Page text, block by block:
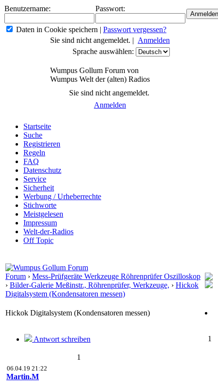
Benutzername: Passwort:
Daten in Cookie speichern | Passwort vergessen?
Sie sind nicht angemeldet. | Anmelden
Sprache auswählen:
Wumpus Gollum Forum von
Wumpus Welt der (alten) Radios
Sie sind nicht angemeldet.
Anmelden
Startseite
Suche
Registrieren
Regeln
FAQ
Datenschutz
Service
Sicherheit
Werbung / Urheberrechte
Stichworte
Meistgelesen
Impressum
Welt-der-Radios
Off Topic
Forum › Mess-Prüfgeräte Werkzeuge Röhrenprüfer Oszilloskop
› Bilder-Galerie Meßinstr., Röhrenprüfer, Werkzeuge, › Hickok
Digitalsystem (Kondensatoren messen)
Hickok Digitalsystem (Kondensatoren messen)
Antwort schreiben 1
1
06.04.19 21:22
Martin.M